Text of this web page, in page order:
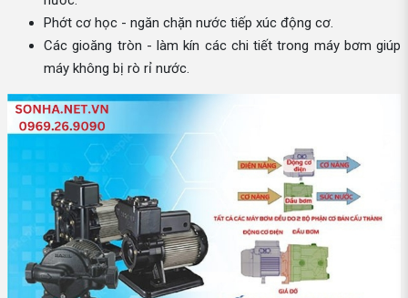
Phớt cơ học - ngăn chặn nước tiếp xúc động cơ.
Các gioăng tròn - làm kín các chi tiết trong máy bơm giúp
máy không bị rò rỉ nước.